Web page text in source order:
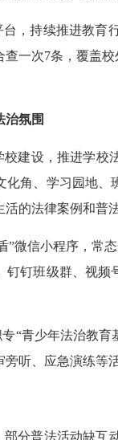
台，持续推进教育
查一次7条，覆盖
治氛围
校建设，推进学校
化角、学习园地
的法律案例和普
”微信小程序，常
钉钉班级群、视
“青少年法治教育
听、应急演练等
部分普法活动缺互